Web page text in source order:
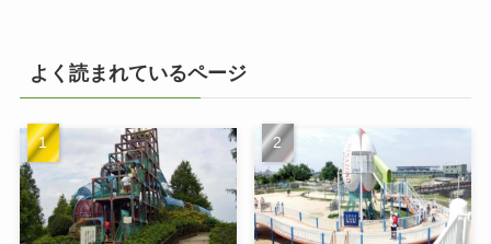
よく読まれているページ